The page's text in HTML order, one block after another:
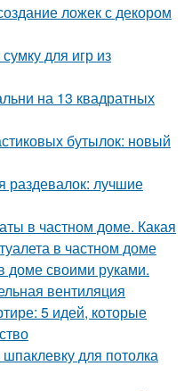
ложек с декором
для игр из
на 13 квадратных
бутылок: новый
раздевалок: лучшие
в частном доме. Какая
в частном доме
доме своими руками.
вентиляция
5 идей, которые
для потолка